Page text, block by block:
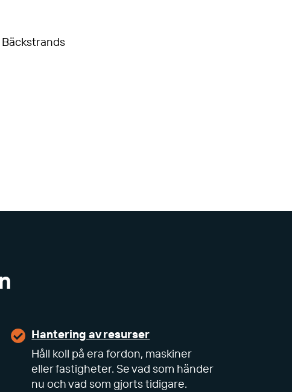
Hantering av resurser
Håll koll på era fordon, maskiner
eller fastigheter. Se vad som händer
nu och vad som gjorts tidigare.